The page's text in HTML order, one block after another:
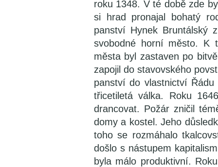
roku 1348. V té době zde
si hrad pronajal bohatý
panství Hynek Bruntálský
svobodné horní město. K
města byl zastaven po
zapojil do stavovského
panství do vlastnictví
třicetiletá válka. Roku
drancovat. Požár zničil
domy a kostel. Jeho
toho se rozmáhalo
došlo s nástupem
byla málo produktivní.